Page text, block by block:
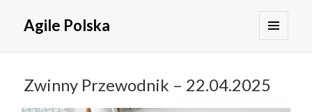
Agile Polska
WIDGETY
Zwinny Przewodnik – 22.04.2025